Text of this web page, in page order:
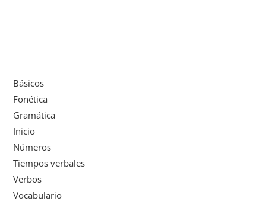
Básicos
Fonética
Gramática
Inicio
Números
Tiempos verbales
Verbos
Vocabulario